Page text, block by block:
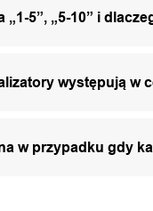
„1-5”, „5-10” i
występują w
w przypadku gdy